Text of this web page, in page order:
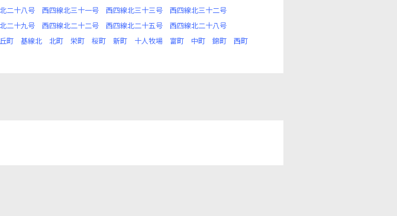
二十八号 西四線北三十一号 西四線北三十三号
西四線北三十二号
二十九号 西四線北二十二号 西四線北二十五号
西四線北二十八号
丘町 基線北 北町 栄町 桜町 新町 十人牧場 富町 中町 錦町
西町